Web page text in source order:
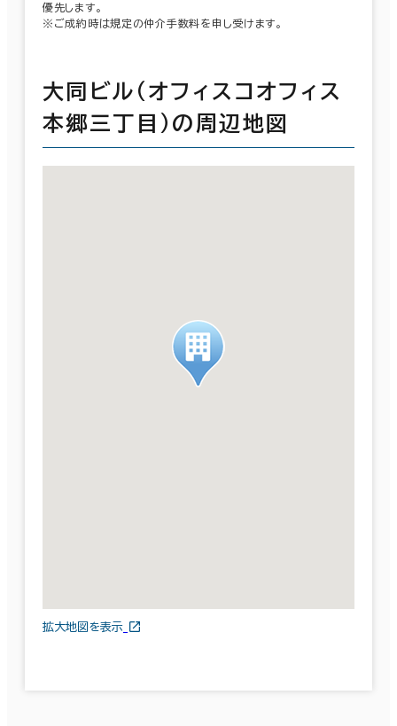
優先します。
※ご成約時は規定の仲介手数料を申し受けます。
大同ビル（オフィスコオフィス
本郷三丁目）の周辺地図
拡大地図を表示